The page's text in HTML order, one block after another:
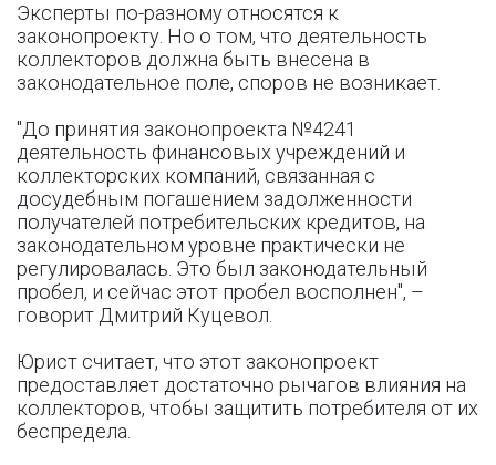
Эксперты по-разному относятся к
законопроекту. Но о том, что деятельность
коллекторов должна быть внесена в
законодательное поле, споров не возникает.
"До принятия законопроекта №4241
деятельность финансовых учреждений и
коллекторских компаний, связанная с
досудебным погашением задолженности
получателей потребительских кредитов, на
законодательном уровне практически не
регулировалась. Это был законодательный
пробел, и сейчас этот пробел восполнен", –
говорит Дмитрий Куцевол.
Юрист считает, что этот законопроект
предоставляет достаточно рычагов влияния на
коллекторов, чтобы защитить потребителя от их
беспредела.